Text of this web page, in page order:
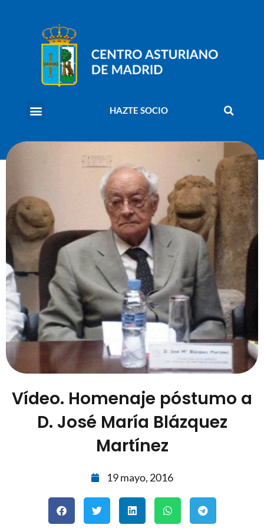
HAZTE SOCIO
Vídeo. Homenaje póstumo a
D. José María Blázquez
Martínez
19 mayo, 2016